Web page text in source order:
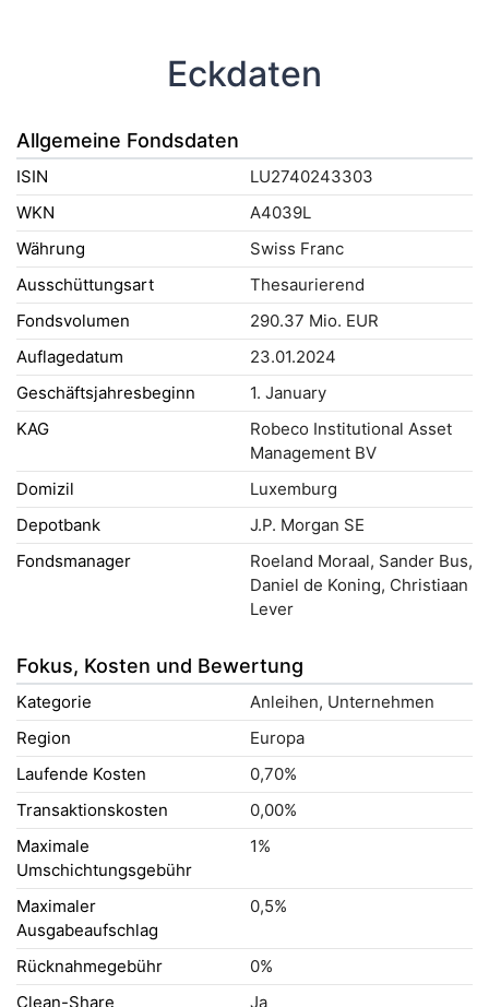
Eckdaten
Allgemeine Fondsdaten
ISIN
LU2740243303
WKN
A4039L
Währung
Swiss Franc
Ausschüttungsart
Thesaurierend
Fondsvolumen
290.37 Mio. EUR
Auflagedatum
23.01.2024
Geschäftsjahresbeginn
1. January
KAG
Robeco Institutional Asset
Management BV
Domizil
Luxemburg
Depotbank
J.P. Morgan SE
Fondsmanager
Roeland Moraal, Sander Bus,
Daniel de Koning, Christiaan
Lever
Fokus, Kosten und Bewertung
Kategorie
Anleihen, Unternehmen
Region
Europa
Laufende Kosten
0,70%
Transaktionskosten
0,00%
Maximale
Umschichtungsgebühr
1%
Maximaler
Ausgabeaufschlag
0,5%
Rücknahmegebühr
0%
Clean-Share
Ja